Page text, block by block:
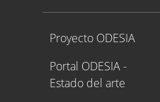
Proyecto ODESIA
Proyecto ODESIA
Portal ODESIA -
Estado del arte